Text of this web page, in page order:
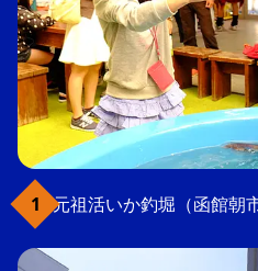
元祖活いか釣堀（函館朝